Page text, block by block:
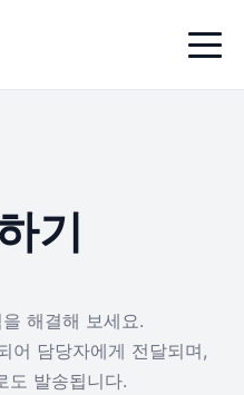
기
해결해 보세요.
어 담당자에게 전달되며,
도 발송됩니다.